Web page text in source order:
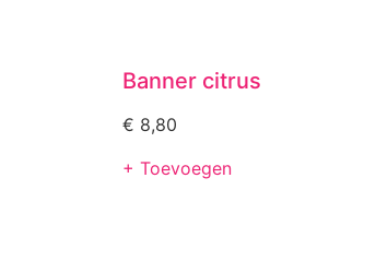
Banner citrus
€ 8,80
+ Toevoegen